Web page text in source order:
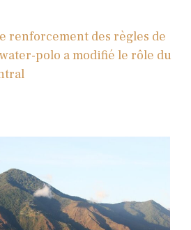
renforcement des règles de
polo a modifié le rôle du